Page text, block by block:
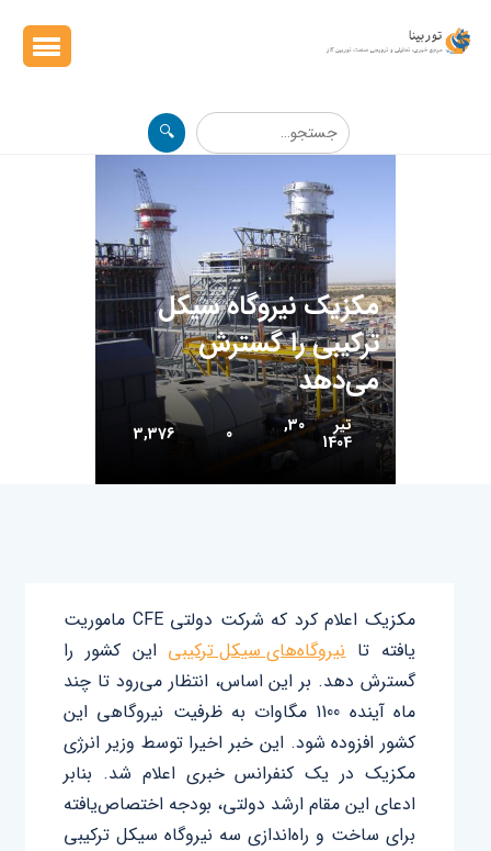
🔍
مکزیک نیروگاه سیکل
ترکیبی را گسترش
می‌دهد
تیر 30,
1404
0
3,376
مکزیک اعلام ‌کرد که شرکت دولتی CFE ماموریت
یافته تانیروگاه‌های سیکل‌ ترکیبی این کشور را
گسترش ‌دهد. بر این ‌اساس، انتظار می‌رود تا چند
ماه آینده 1100 مگاوات به ‌ظرفیت نیروگاهی این
کشور افزوده ‌شود. این ‌خبر اخیرا توسط وزیر انرژی
مکزیک در یک کنفرانس خبری اعلام شد. بنابر
ادعای این مقام ارشد دولتی، بودجه اختصاص‌یافته
برای ساخت و راه‌اندازی سه نیروگاه سیکل ترکیبی